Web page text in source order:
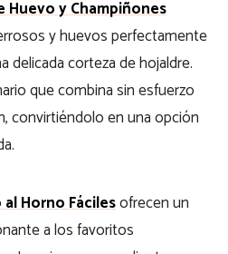
Huevo y Champiñones
y huevos perfectamente
delicada corteza de hojaldre.
que combina sin esfuerzo
convirtiéndolo en una opción
Horno Fácilesofrecen un
a los favoritos